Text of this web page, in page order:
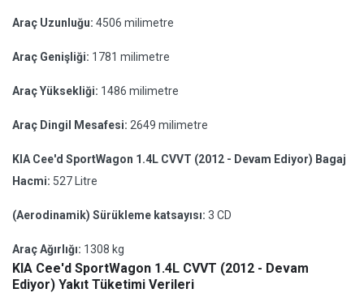
Araç Uzunluğu: 4506 milimetre
Araç Genişliği: 1781 milimetre
Araç Yüksekliği: 1486 milimetre
Araç Dingil Mesafesi: 2649 milimetre
KIA Cee'd SportWagon 1.4L CVVT (2012 - Devam Ediyor) Bagaj
Hacmi: 527 Litre
(Aerodinamik) Sürükleme katsayısı: 3 CD
Araç Ağırlığı: 1308 kg
KIA Cee'd SportWagon 1.4L CVVT (2012 - Devam
Ediyor) Yakıt Tüketimi Verileri